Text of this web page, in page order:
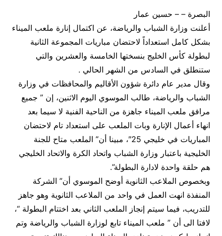
البصرة – – حسين عمار
أعلنت وزارة الشباب والرياضة، عن اكتمال إنارة ملعب الميناء
بشكل كامل استعداداً لاحتضان مباريات المجموعة الثانية
لبطولة كأس الخليج بنسختها الخامسة والعشرين والتي
ستنطلق في السادس من الشهر الحالي .
وقال مدير عام دائرة شؤون الأقاليم والمحافظات في وزارة
الشباب والرياضة، طالب الموسوي اليوم الاثنين، إن ” جميع
مرافق ملعب الميناء جاهزة من الناحية الفنية لا سيما بعد
انهاء أعمال الإنارة وبات الملعب على استعداد تام لاحتضان
المباريات في خليجي 25″، مبينا أن” الملعب متاح للجنة
الخليجية باعتبار وزارة الشباب واتحاد الكرة والاتحاد الخليجي
هم حلقة واحدة لادارة البطولة”.
وبخصوص الملاعب الثانوية أوضح الموسوي أن” الشركة
المنفذة انهت العمل في واحد من الملاعب الثانوية وهو جاهز
للتدريب، فيما سيتم إنجاز الملعب الثاني بعد اختتام البطولة “،
لافتا الى أن ” ملعب الميناء تابع لوزارة الشباب والرياضة وتم